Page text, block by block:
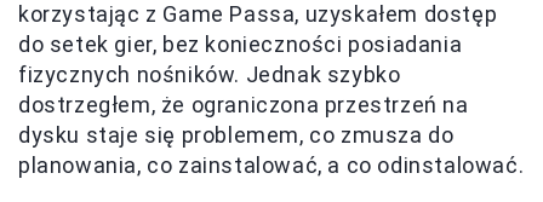
korzystając z Game Passa, uzyskałem dostęp
do setek gier, bez konieczności posiadania
fizycznych nośników. Jednak szybko
dostrzegłem, że ograniczona przestrzeń na
dysku staje się problemem, co zmusza do
planowania, co zainstalować, a co odinstalować.